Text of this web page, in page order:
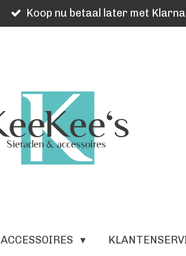
Koop nu betaal later met Klarna
ACCESSOIRES